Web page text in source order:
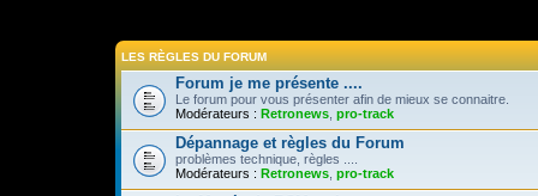
LES RÈGLES DU FORUM
Forum je me présente ....
Le forum pour vous présenter afin de mieux se connaitre.
Modérateurs : Retronews pro-track
Dépannage et règles du Forum
problèmes technique, règles ....
Modérateurs : Retronews pro-track